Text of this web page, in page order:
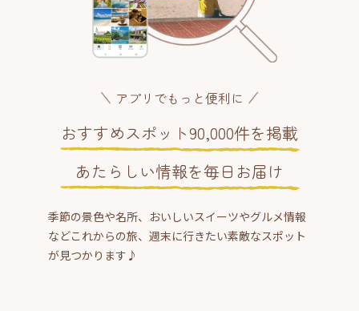
アプリでもっと便利に
おすすめスポット90,000件を掲載
あたらしい情報を毎日お届け
季節の景色や名所、おいしいスイーツやグルメ情報
などこれからの旅、週末に行きたい素敵なスポット
が見つかります♪